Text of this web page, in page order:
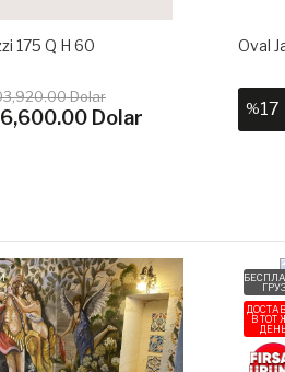
175 Q H 60
Dolar
Dolar
Oval
%17
ГРУЗ
В ТОТ